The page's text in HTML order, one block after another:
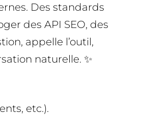
Des standards
des API SEO, des
appelle l’outil,
naturelle. ✨
etc.).